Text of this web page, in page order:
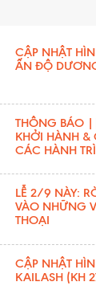
CẬP NHẬT
ẤN ĐỘ
THÔNG BÁO
KHỞI HÀNH &
CÁC HÀNH
LỄ 2/9 NÀY:
VÀO NHỮNG
THOẠI
CẬP NHẬT
KAILASH (KH